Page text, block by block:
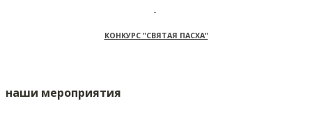
КОНКУРС "СВЯТАЯ ПАСХА"
наши мероприятия